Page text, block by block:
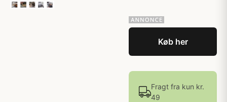
Køb her
Fragt fra kun kr.
49